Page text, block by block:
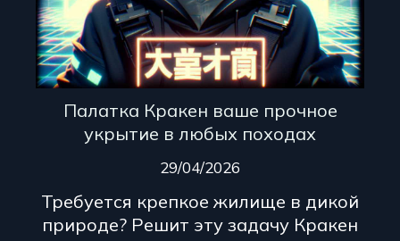
Палатка Кракен ваше прочное
укрытие в любых походах
29/04/2026
Требуется крепкое жилище в дикой
природе? Решит эту задачу Кракен